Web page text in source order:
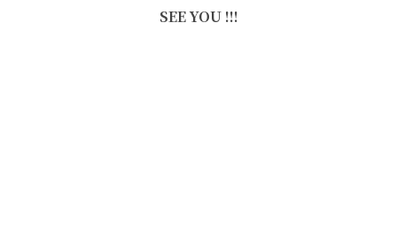
SEE YOU !!!